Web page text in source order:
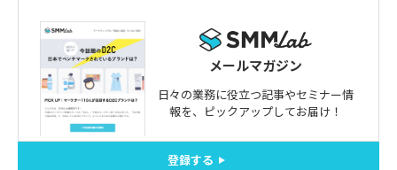
メールマガジン
日々の業務に役立つ記事やセミナー情
報を、 ピックアップしてお届け！
登録する